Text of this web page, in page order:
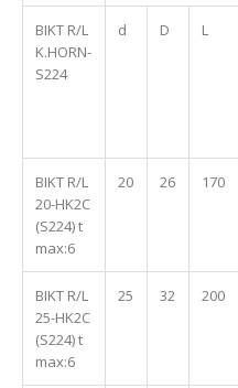
BIKT R/L
K.HORN-
S224
d D L
BIKT R/L
20-HK2C
(S224) t
max:6
20 26 170
BIKT R/L
25-HK2C
(S224) t
max:6
25 32 200